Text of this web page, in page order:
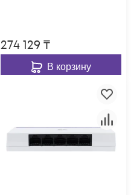
274 129 ₸
В корзину